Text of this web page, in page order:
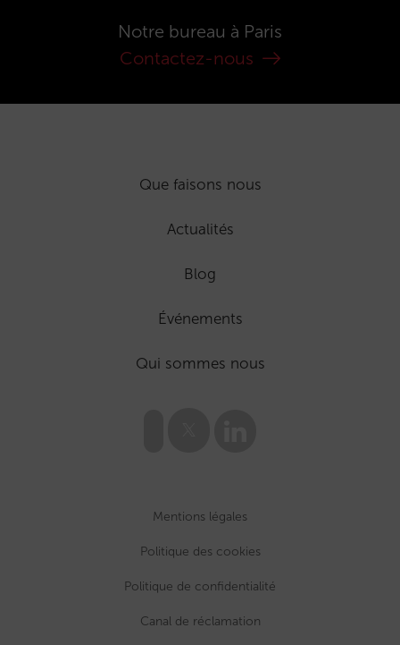
Notre bureau à Paris
Contactez-nous
Que faisons nous
Actualités
Blog
Événements
Qui sommes nous
Mentions légales
Politique des cookies
Politique de confidentialité
Canal de réclamation